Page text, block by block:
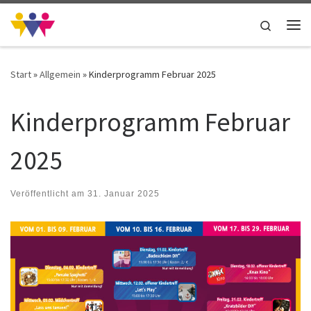
Zum Inhalt springen
Search
Start»Allgemein »Kinderprogramm Februar 2025
Kinderprogramm Februar
2025
Veröffentlicht am 31. Januar 2025